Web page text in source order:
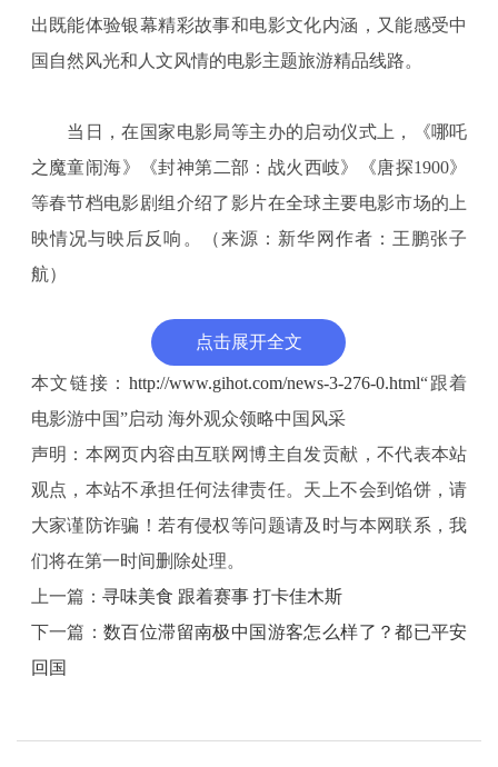
出既能体验银幕精彩故事和电影文化内涵，又能感受中
国自然风光和人文风情的电影主题旅游精品线路。
当日，在国家电影局等主办的启动仪式上，《哪吒
之魔童闹海》《封神第二部：战火西岐》《唐探1900》
等春节档电影剧组介绍了影片在全球主要电影市场的上
映情况与映后反响。（来源：新华网作者：王鹏张子
航）
点击展开全文
本文链接：http://www.gihot.com/news-3-276-0.html“跟着
电影游中国”启动 海外观众领略中国风采
声明：本网页内容由互联网博主自发贡献，不代表本站
观点，本站不承担任何法律责任。天上不会到馅饼，请
大家谨防诈骗！若有侵权等问题请及时与本网联系，我
们将在第一时间删除处理。
上一篇： 寻味美食 跟着赛事 打卡佳木斯
下一篇：数百位滞留南极中国游客怎么样了？都已平安
回国